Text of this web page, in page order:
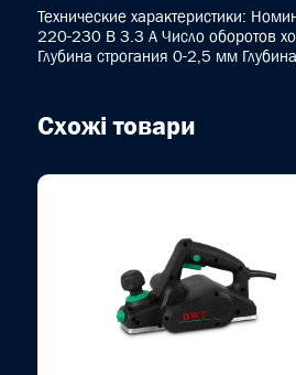
Технические характеристики:
220-230 В 3.3 A Число оборотов
Глубина строгания 0-2,5 мм
Схожі товари